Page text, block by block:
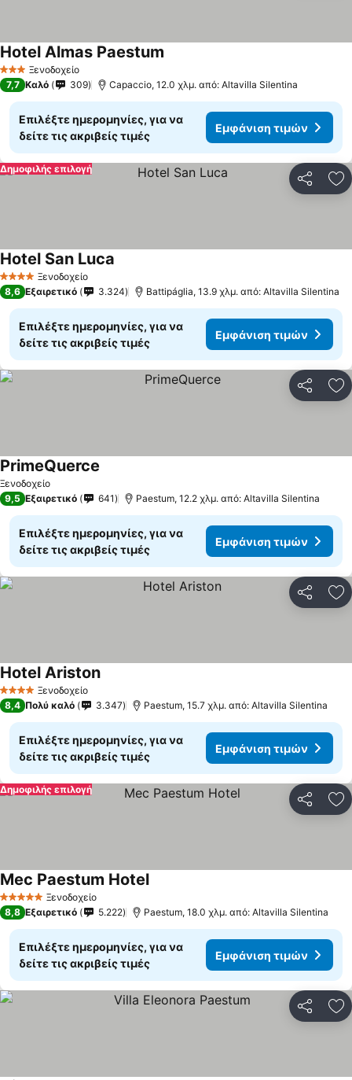
3 ΑστέριαΞενοδοχείο
Hotel Almas Paestum
7,7 Καλό 309 Capaccio, 12.0 χλμ. από: Altavilla Silentina
Επιλέξτε ημερομηνίες, για να
δείτε τις ακριβείς τιμές
Εμφάνιση τιμών
Δημοφιλής επιλογή
4 ΑστέριαΞενοδοχείο
Hotel San Luca
8,6 Εξαιρετικό 3.324 Battipáglia, 13.9 χλμ. από: Altavilla Silentina
Επιλέξτε ημερομηνίες, για να
δείτε τις ακριβείς τιμές
Εμφάνιση τιμών
Ξενοδοχείο
PrimeQuerce
9,5 Εξαιρετικό 641 Paestum, 12.2 χλμ. από: Altavilla Silentina
Επιλέξτε ημερομηνίες, για να
δείτε τις ακριβείς τιμές
Εμφάνιση τιμών
4 ΑστέριαΞενοδοχείο
Hotel Ariston
8,4 Πολύ καλό 3.347 Paestum, 15.7 χλμ. από: Altavilla Silentina
Επιλέξτε ημερομηνίες, για να
δείτε τις ακριβείς τιμές
Εμφάνιση τιμών
Δημοφιλής επιλογή
5 Αστέρια Ξενοδοχείο
Mec Paestum Hotel
8,8 Εξαιρετικό 5.222 Paestum, 18.0 χλμ. από: Altavilla Silentina
Επιλέξτε ημερομηνίες, για να
δείτε τις ακριβείς τιμές
Εμφάνιση τιμών